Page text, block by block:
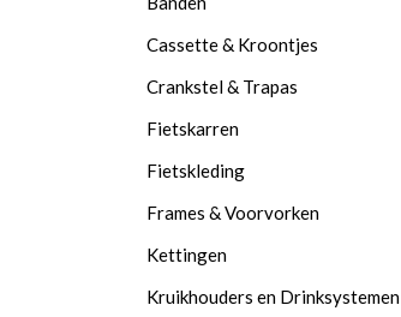
Cassette & Kroontjes
Crankstel & Trapas
Fietskarren
Fietskleding
Frames & Voorvorken
Kettingen
Kruikhouders en Drinksystemen